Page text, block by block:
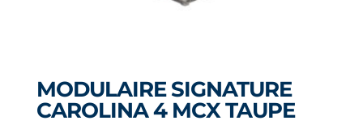
MODULAIRE SIGNATURE
CAROLINA 4 MCX TAUPE